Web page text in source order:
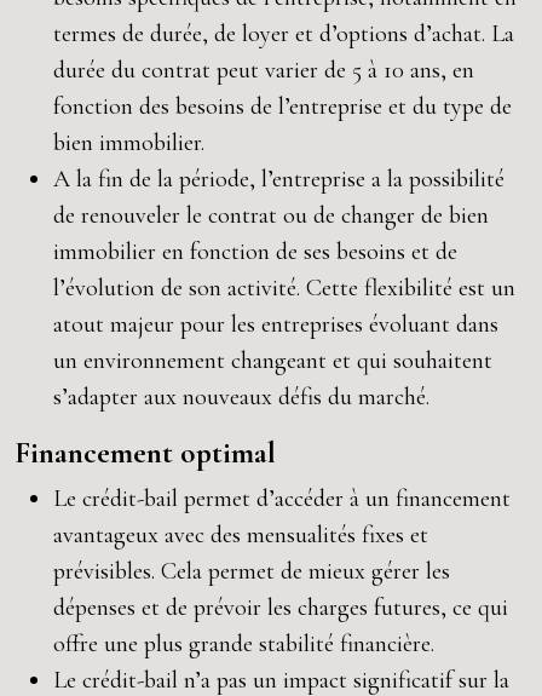
termes de durée, de loyer et d’options d’achat. La
durée du contrat peut varier de 5 à 10 ans, en
fonction des besoins de l’entreprise et du type de
bien immobilier.
A la fin de la période, l’entreprise a la possibilité
de renouveler le contrat ou de changer de bien
immobilier en fonction de ses besoins et de
l’évolution de son activité. Cette flexibilité est un
atout majeur pour les entreprises évoluant dans
un environnement changeant et qui souhaitent
s’adapter aux nouveaux défis du marché.
Financement optimal
Le crédit-bail permet d’accéder à un financement
avantageux avec des mensualités fixes et
prévisibles. Cela permet de mieux gérer les
dépenses et de prévoir les charges futures, ce qui
offre une plus grande stabilité financière.
Le crédit-bail n’a pas un impact significatif sur la